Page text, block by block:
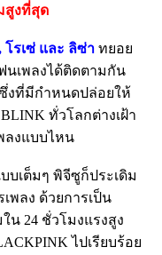
สูงที่สุด
โรเซ่ และ ลิซ่า ทยอย
นเพลงได้ติดตามกัน
งที่มีกำหนดปล่อยให้
ทั่วโลกต่างเฝ้า
ลงแบบไหน
เต็มๆ พิจีซูก็ประเดิม
พลง ด้วยการเป็น
น 24 ชั่วโมงแรงสูง
ไปเรียบร้อย